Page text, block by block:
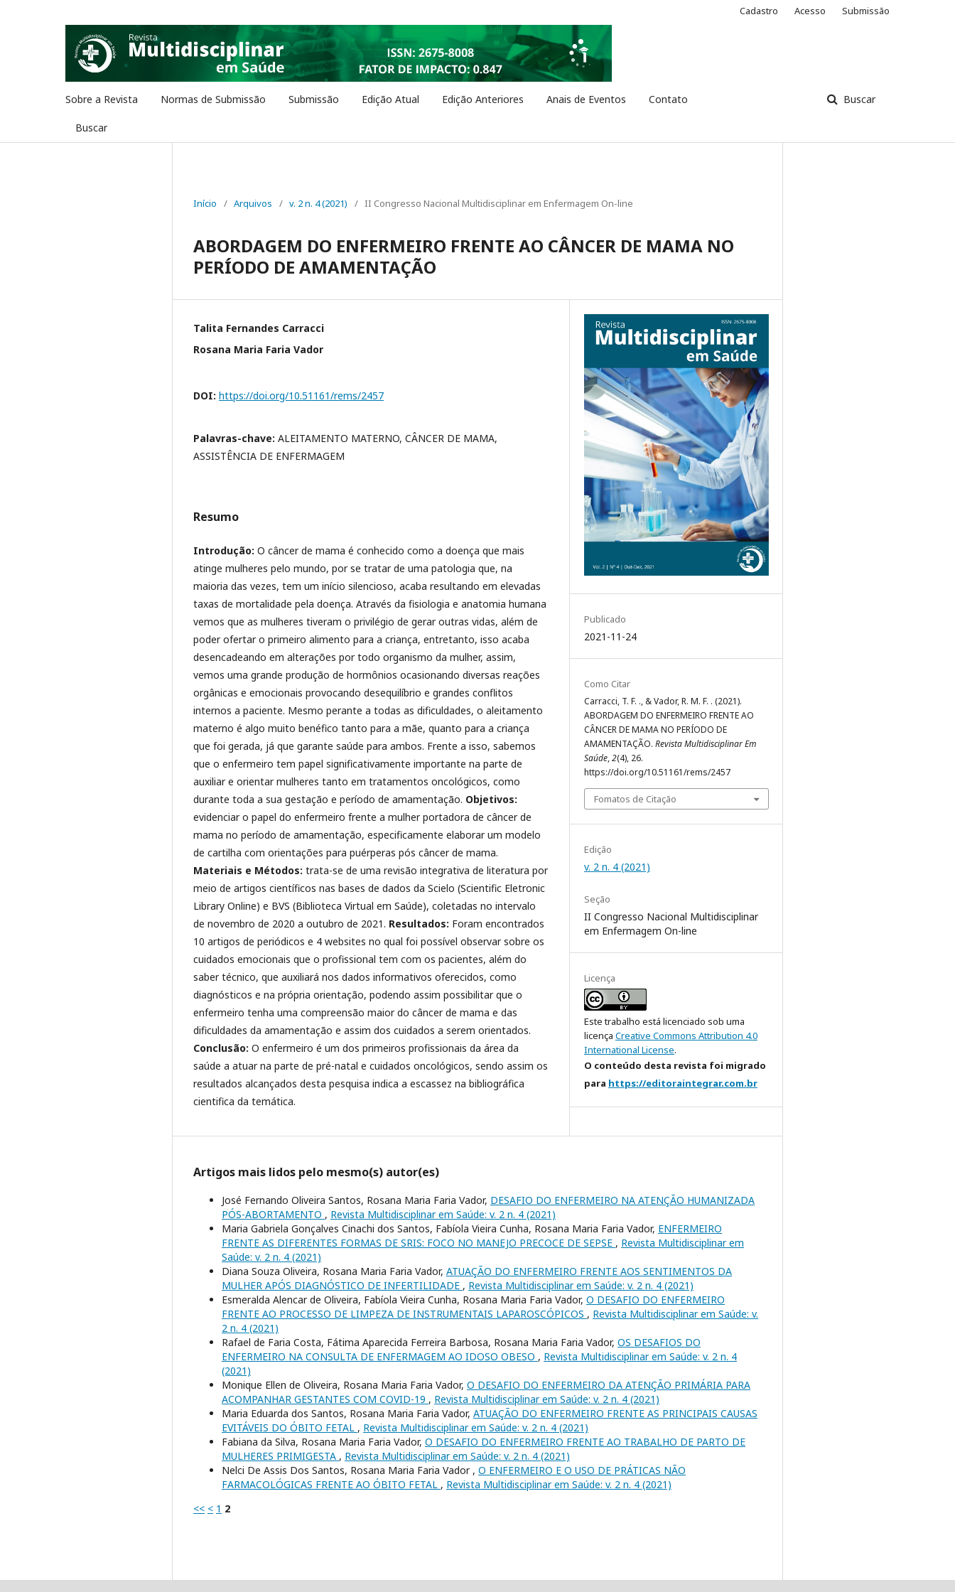
Sobre a Revista Normas de Submissão Submissão Edição Atual Edição Anteriores Anais de Eventos Contato
Buscar
Buscar
Cadastro Acesso Submissão
Início / Arquivos / v. 2 n. 4 (2021) / II Congresso Nacional Multidisciplinar em Enfermagem On-line
ABORDAGEM DO ENFERMEIRO FRENTE AO CÂNCER DE MAMA NO
PERÍODO DE AMAMENTAÇÃO
Talita Fernandes Carracci
Rosana Maria Faria Vador
DOI: https://doi.org/10.51161/rems/2457
Palavras-chave: ALEITAMENTO MATERNO, CÂNCER DE MAMA,
ASSISTÊNCIA DE ENFERMAGEM
Resumo
Introdução: O câncer de mama é conhecido como a doença que mais
atinge mulheres pelo mundo, por se tratar de uma patologia que, na
maioria das vezes, tem um início silencioso, acaba resultando em elevadas
taxas de mortalidade pela doença. Através da fisiologia e anatomia humana
vemos que as mulheres tiveram o privilégio de gerar outras vidas, além de
poder ofertar o primeiro alimento para a criança, entretanto, isso acaba
desencadeando em alterações por todo organismo da mulher, assim,
vemos uma grande produção de hormônios ocasionando diversas reações
orgânicas e emocionais provocando desequilíbrio e grandes conflitos
internos a paciente. Mesmo perante a todas as dificuldades, o aleitamento
materno é algo muito benéfico tanto para a mãe, quanto para a criança
que foi gerada, já que garante saúde para ambos. Frente a isso, sabemos
que o enfermeiro tem papel significativamente importante na parte de
auxiliar e orientar mulheres tanto em tratamentos oncológicos, como
durante toda a sua gestação e período de amamentação. Objetivos:
evidenciar o papel do enfermeiro frente a mulher portadora de câncer de
mama no período de amamentação, especificamente elaborar um modelo
de cartilha com orientações para puérperas pós câncer de mama.
Materiais e Métodos: trata-se de uma revisão integrativa de literatura por
meio de artigos científicos nas bases de dados da Scielo (Scientific Eletronic
Library Online) e BVS (Biblioteca Virtual em Saúde), coletadas no intervalo
de novembro de 2020 a outubro de 2021. Resultados: Foram encontrados
10 artigos de periódicos e 4 websites no qual foi possível observar sobre os
cuidados emocionais que o profissional tem com os pacientes, além do
saber técnico, que auxiliará nos dados informativos oferecidos, como
diagnósticos e na própria orientação, podendo assim possibilitar que o
enfermeiro tenha uma compreensão maior do câncer de mama e das
dificuldades da amamentação e assim dos cuidados a serem orientados.
Conclusão: O enfermeiro é um dos primeiros profissionais da área da
saúde a atuar na parte de pré-natal e cuidados oncológicos, sendo assim os
resultados alcançados desta pesquisa indica a escassez na bibliográfica
cientifica da temática.
Publicado
2021-11-24
Como Citar
Carracci, T. F. ., & Vador, R. M. F. . (2021).
ABORDAGEM DO ENFERMEIRO FRENTE AO
CÂNCER DE MAMA NO PERÍODO DE
AMAMENTAÇÃO. Revista Multidisciplinar Em
Saúde,2(4), 26.
https://doi.org/10.51161/rems/2457
Fomatos de Citação
Edição
v. 2 n. 4 (2021)
Seção
II Congresso Nacional Multidisciplinar
em Enfermagem On-line
Licença
Este trabalho está licenciado sob uma
licença Creative Commons Attribution 4.0
International License.
O conteúdo desta revista foi migrado
para https://editoraintegrar.com.br
Artigos mais lidos pelo mesmo(s) autor(es)
José Fernando Oliveira Santos, Rosana Maria Faria Vador, DESAFIO DO ENFERMEIRO NA ATENÇÃO HUMANIZADA
PÓS-ABORTAMENTO , Revista Multidisciplinar em Saúde: v. 2 n. 4 (2021)
Maria Gabriela Gonçalves Cinachi dos Santos, Fabíola Vieira Cunha, Rosana Maria Faria Vador, ENFERMEIRO
FRENTE AS DIFERENTES FORMAS DE SRIS: FOCO NO MANEJO PRECOCE DE SEPSE , Revista Multidisciplinar em
Saúde: v. 2 n. 4 (2021)
Diana Souza Oliveira, Rosana Maria Faria Vador, ATUAÇÃO DO ENFERMEIRO FRENTE AOS SENTIMENTOS DA
MULHER APÓS DIAGNÓSTICO DE INFERTILIDADE , Revista Multidisciplinar em Saúde: v. 2 n. 4 (2021)
Esmeralda Alencar de Oliveira, Fabíola Vieira Cunha, Rosana Maria Faria Vador, O DESAFIO DO ENFERMEIRO
FRENTE AO PROCESSO DE LIMPEZA DE INSTRUMENTAIS LAPAROSCÓPICOS , Revista Multidisciplinar em Saúde: v.
2 n. 4 (2021)
Rafael de Faria Costa, Fátima Aparecida Ferreira Barbosa, Rosana Maria Faria Vador, OS DESAFIOS DO
ENFERMEIRO NA CONSULTA DE ENFERMAGEM AO IDOSO OBESO , Revista Multidisciplinar em Saúde: v. 2 n. 4
(2021)
Monique Ellen de Oliveira, Rosana Maria Faria Vador, O DESAFIO DO ENFERMEIRO DA ATENÇÃO PRIMÁRIA PARA
ACOMPANHAR GESTANTES COM COVID-19 , Revista Multidisciplinar em Saúde: v. 2 n. 4 (2021)
Maria Eduarda dos Santos, Rosana Maria Faria Vador, ATUAÇÃO DO ENFERMEIRO FRENTE AS PRINCIPAIS CAUSAS
EVITÁVEIS DO ÓBITO FETAL , Revista Multidisciplinar em Saúde: v. 2 n. 4 (2021)
Fabiana da Silva, Rosana Maria Faria Vador, O DESAFIO DO ENFERMEIRO FRENTE AO TRABALHO DE PARTO DE
MULHERES PRIMIGESTA , Revista Multidisciplinar em Saúde: v. 2 n. 4 (2021)
Nelci De Assis Dos Santos, Rosana Maria Faria Vador , O ENFERMEIRO E O USO DE PRÁTICAS NÃO
FARMACOLÓGICAS FRENTE AO ÓBITO FETAL , Revista Multidisciplinar em Saúde: v. 2 n. 4 (2021)
<< < 1 2